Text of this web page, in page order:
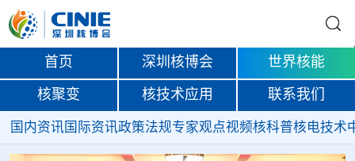
首页 深圳核博会 世界核能
核聚变 核技术应用 联系我们
国内资讯 国际资讯政策法规专家观点视频核科普核电技术